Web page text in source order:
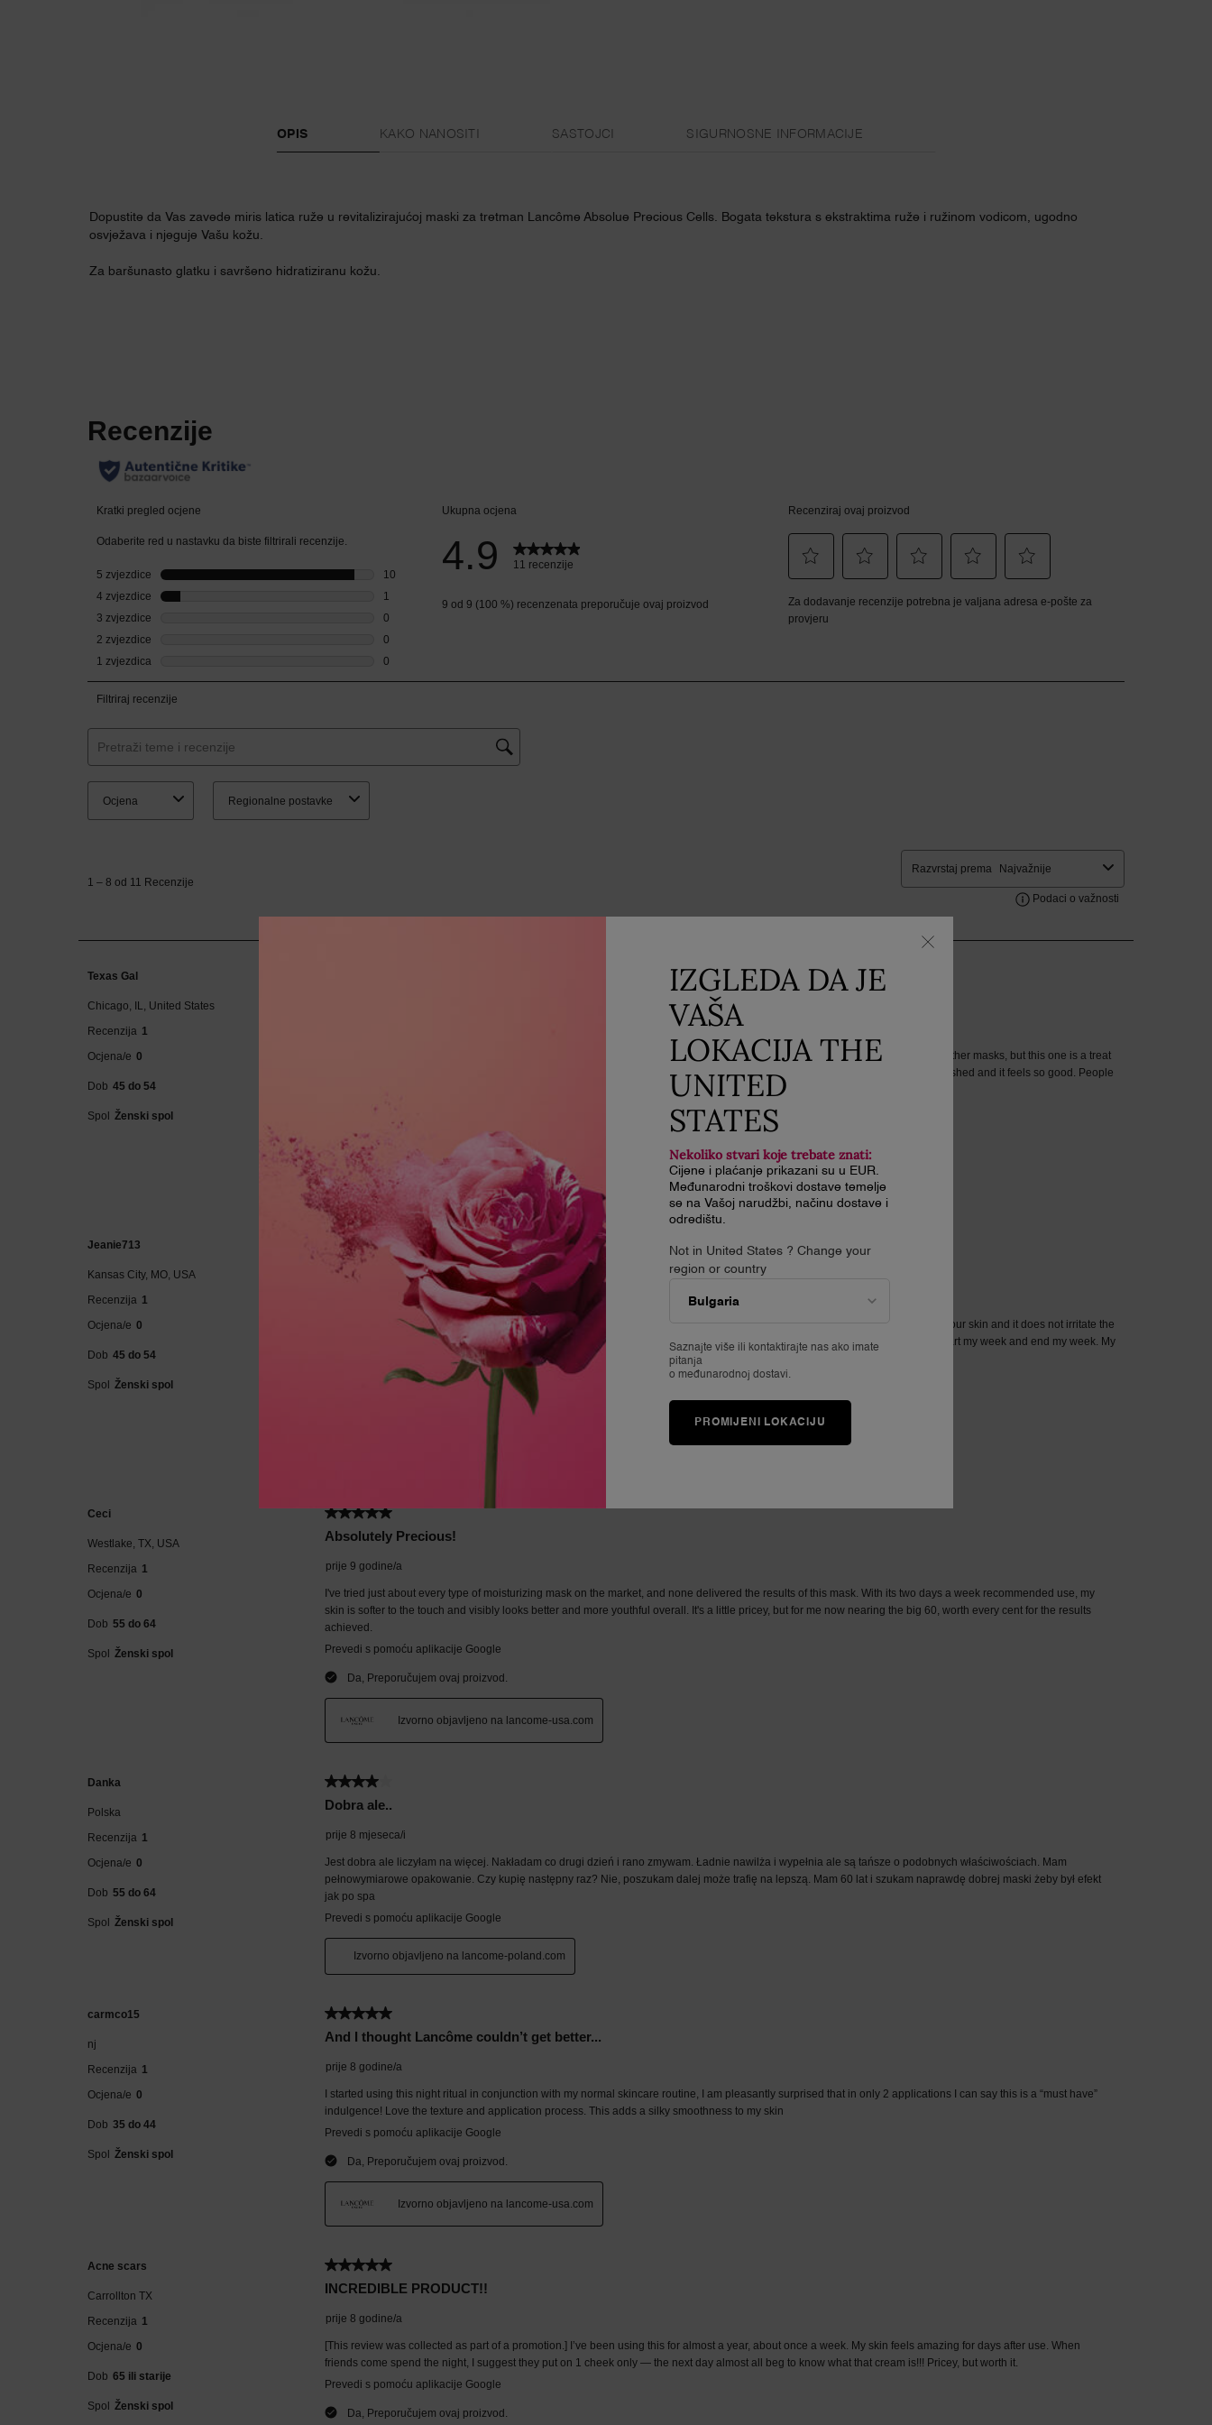
OPIS KAKO NANOSITI SASTOJCI SIGURNOSNE INFORMACIJE
Dopustite da Vas zavede miris latica ruže u revitalizirajućoj maski za tretman Lancôme Absolue Precious Cells. Bogata tekstura s ekstraktima ruže i ružinom vodicom, ugodno
osvježava i njeguje Vašu kožu.
Za baršunasto glatku i savršeno hidratiziranu kožu.
IZGLEDA DA JE
VAŠA
LOKACIJA THE
UNITED
STATES
Nekoliko stvari koje trebate znati:
Cijene i plaćanje prikazani su u EUR.
Međunarodni troškovi dostave temelje
se na Vašoj narudžbi, načinu dostave i
odredištu.
Not in United States ? Change your
region or country
Saznajte više ili kontaktirajte nas ako imate
pitanja
o međunarodnoj dostavi.
PROMIJENI LOKACIJU